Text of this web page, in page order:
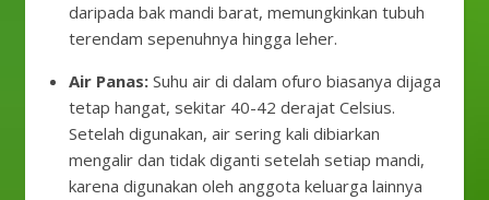
daripada bak mandi barat, memungkinkan tubuh
terendam sepenuhnya hingga leher.
Air Panas: Suhu air di dalam ofuro biasanya dijaga
tetap hangat, sekitar 40-42 derajat Celsius.
Setelah digunakan, air sering kali dibiarkan
mengalir dan tidak diganti setelah setiap mandi,
karena digunakan oleh anggota keluarga lainnya